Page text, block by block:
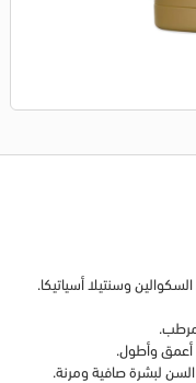
وسنتيلا أسياتيكا.
أعمق وأطول.
لبشرة صافية ومرنة.